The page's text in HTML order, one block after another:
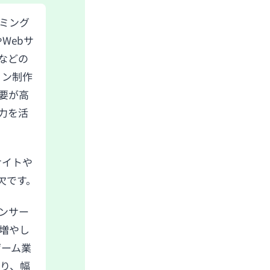
ング
サ
どの
制作
が高
を活
トや
す。
サー
やし
ム業
、幅